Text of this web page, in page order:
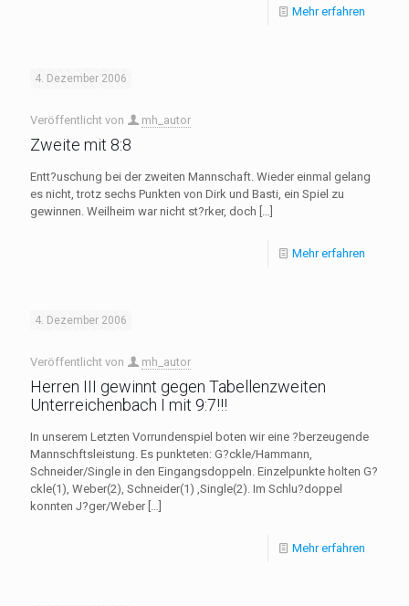
Mehr erfahren
4. Dezember 2006
Veröffentlicht von mh_autor
Zweite mit 8:8
Entt?uschung bei der zweiten Mannschaft. Wieder einmal gelang
es nicht, trotz sechs Punkten von Dirk und Basti, ein Spiel zu
gewinnen. Weilheim war nicht st?rker, doch […]
Mehr erfahren
4. Dezember 2006
Veröffentlicht von mh_autor
Herren III gewinnt gegen Tabellenzweiten
Unterreichenbach I mit 9:7!!!
In unserem Letzten Vorrundenspiel boten wir eine ?berzeugende
Mannschftsleistung. Es punkteten: G?ckle/Hammann,
Schneider/Single in den Eingangsdoppeln. Einzelpunkte holten G?
ckle(1), Weber(2), Schneider(1) ,Single(2). Im Schlu?doppel
konnten J?ger/Weber[…]
Mehr erfahren